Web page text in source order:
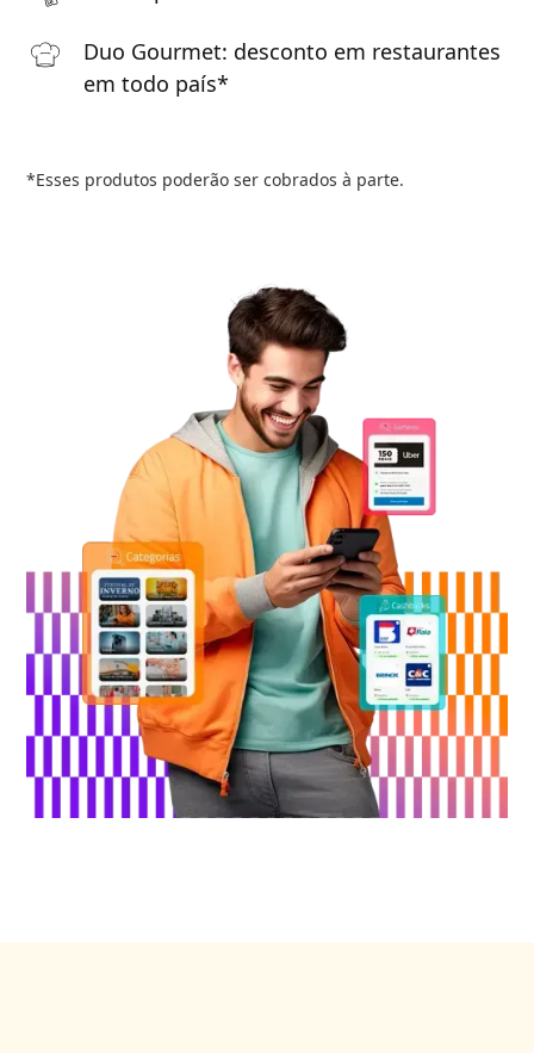
Duo Gourmet: desconto em restaurantes
em todo país*
*Esses produtos poderão ser cobrados à parte.